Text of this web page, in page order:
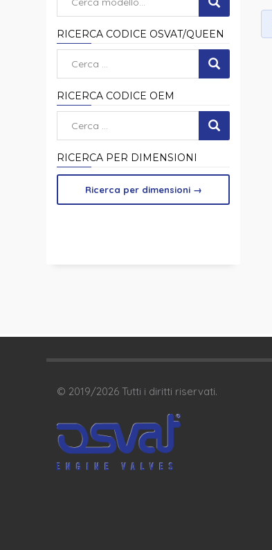
RICERCA CODICE OSVAT/QUEEN
RICERCA CODICE OEM
RICERCA PER DIMENSIONI
Ricerca per dimensioni→
© 2019/2026 Tutti i diritti riservati.